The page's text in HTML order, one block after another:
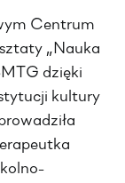
Centrum
„Nauka
dzięki
kultury